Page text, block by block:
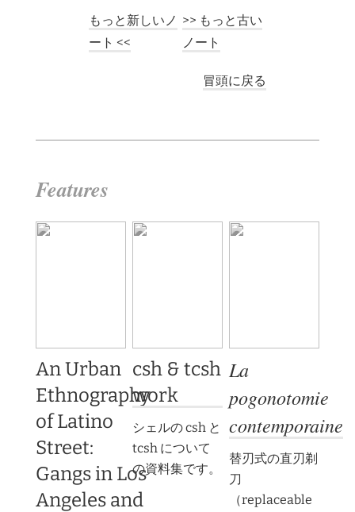
もっと新しいノ
ート <<
>> もっと古い
ノート
冒頭に戻る
Features
An Urban
Ethnography
of Latino
Street:
Gangs in Los
Angeles and
csh & tcsh
work
シェルの csh と
tcsh について
の資料集です。
La
pogonotomie
contemporaine
替刃式の直刃剃
刀
（replaceable